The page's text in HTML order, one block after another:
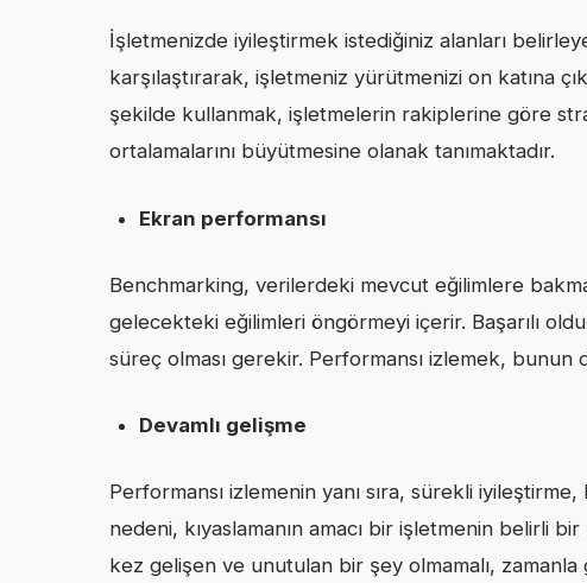
İşletmenizde iyileştirmek istediğiniz alanları
karşılaştırarak, işletmeniz yürütmenizi on katına
şekilde kullanmak, işletmelerin rakiplerine göre
ortalamalarını büyütmesine olanak tanımaktadır.
Ekran performansı
Benchmarking, verilerdeki mevcut eğilimlere
gelecekteki eğilimleri öngörmeyi içerir. Başarılı
süreç olması gerekir. Performansı izlemek, bunun
Devamlı gelişme
Performansı izlemenin yanı sıra, sürekli
nedeni, kıyaslamanın amacı bir işletmenin belirli
kez gelişen ve unutulan bir şey olmamalı, zamanla